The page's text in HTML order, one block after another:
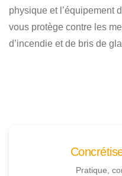
physique et l’équipement
vous protège contre les
d’incendie et de bris de
Pratique,